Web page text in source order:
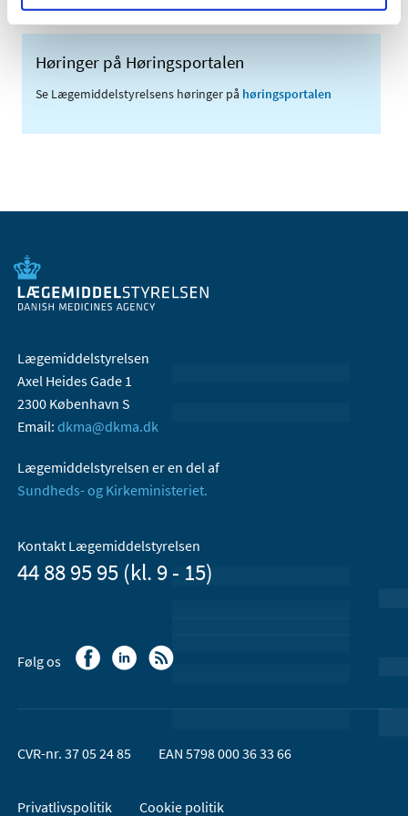
Høringer på Høringsportalen
Se Lægemiddelstyrelsens høringer på høringsportalen
Lægemiddelstyrelsen
Axel Heides Gade 1
2300 København S
Email: dkma@dkma.dk
Lægemiddelstyrelsen er en del af
Sundheds- og Kirkeministeriet.
Kontakt Lægemiddelstyrelsen
44 88 95 95 (kl. 9 - 15)
Følg os
CVR-nr. 37 05 24 85 EAN 5798 000 36 33 66
Privatlivspolitik Cookie politik